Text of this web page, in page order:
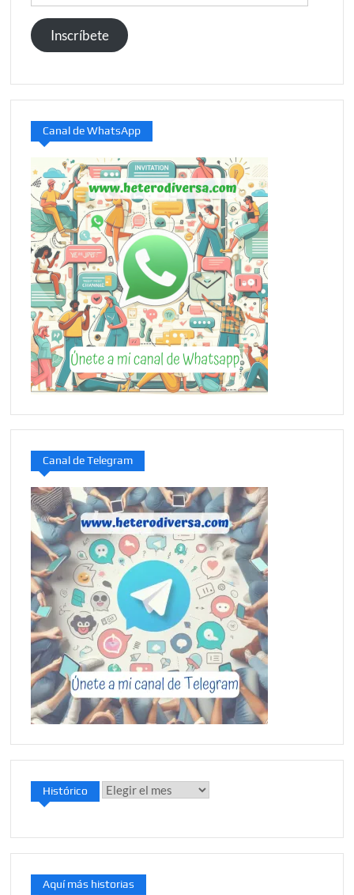
de
correo
electrónico
Inscríbete
Canal de WhatsApp
Canal de Telegram
Histórico Histórico
Aquí más historias